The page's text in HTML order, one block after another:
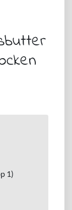
1)